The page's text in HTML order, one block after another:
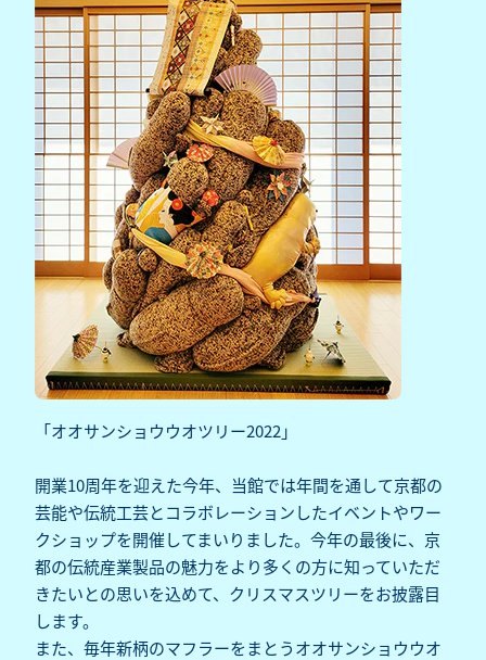
「オオサンショウウオツリー2022」
開業10周年を迎えた今年、当館では年間を通して京都の
芸能や伝統工芸とコラボレーションしたイベントやワー
クショップを開催してまいりました。今年の最後に、京
都の伝統産業製品の魅力をより多くの方に知っていただ
きたいとの思いを込めて、クリスマスツリーをお披露目
します。
また、毎年新柄のマフラーをまとうオオサンショウウオ